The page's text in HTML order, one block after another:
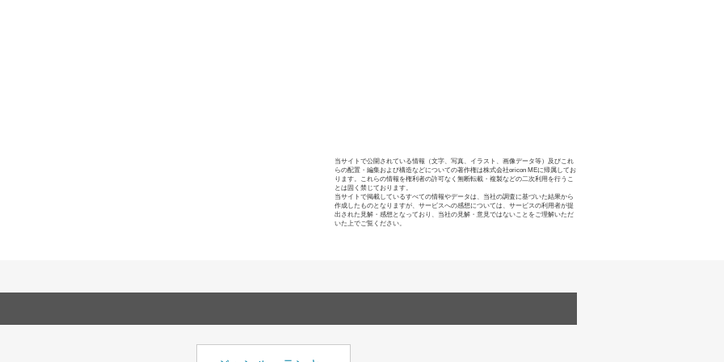
当サイトで公開されている情報（文字、写真、イラスト、画像データ等）及びこれ
らの配置・編集および構造などについての著作権は株式会社oricon MEに帰属してお
ります。これらの情報を権利者の許可なく無断転載・複製などの二次利用を行うこ
とは固く禁じております。
当サイトで掲載しているすべての情報やデータは、当社の調査に基づいた結果から
作成したものとなりますが、サービスへの感想については、サービスの利用者が提
出された見解・感想となっており、当社の見解・意見ではないことをご理解いただ
いた上でご覧ください。